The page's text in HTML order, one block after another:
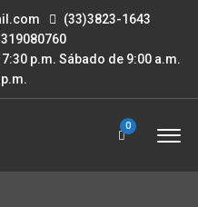
(33)3823-1643
p.m. Sábado de 9:00 a.m.
0